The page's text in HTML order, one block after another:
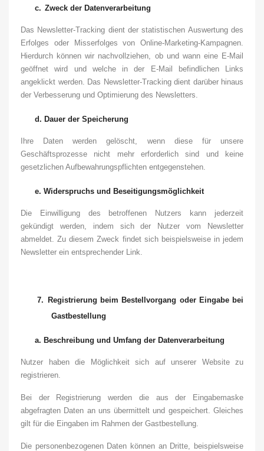
c. Zweck der Datenverarbeitung
Das Newsletter-Tracking dient der statistischen Auswertung des
Erfolges oder Misserfolges von Online-Marketing-Kampagnen.
Hierdurch können wir nachvollziehen, ob und wann eine E-Mail
geöffnet wird und welche in der E-Mail befindlichen Links
angeklickt werden. Das Newsletter-Tracking dient darüber hinaus
der Verbesserung und Optimierung des Newsletters.
d. Dauer der Speicherung
Ihre Daten werden gelöscht, wenn diese für unsere
Geschäftsprozesse nicht mehr erforderlich sind und keine
gesetzlichen Aufbewahrungspflichten entgegenstehen.
e. Widerspruchs und Beseitigungsmöglichkeit
Die Einwilligung des betroffenen Nutzers kann jederzeit
gekündigt werden, indem sich der Nutzer vom Newsletter
abmeldet.Zu diesem Zweck findet sich beispielsweise in jedem
Newsletter ein entsprechender Link.
7. Registrierung beim Bestellvorgang oder Eingabe bei
Gastbestellung
a. Beschreibung und Umfang der Datenverarbeitung
Nutzer haben die Möglichkeit sich auf unserer Website zu
registrieren.
Bei der Registrierung werden die aus der Eingabemaske
abgefragten Daten an uns übermittelt und gespeichert. Gleiches
gilt für die Eingaben im Rahmen der Gastbestellung.
Die personenbezogenen Daten können an Dritte, beispielsweise